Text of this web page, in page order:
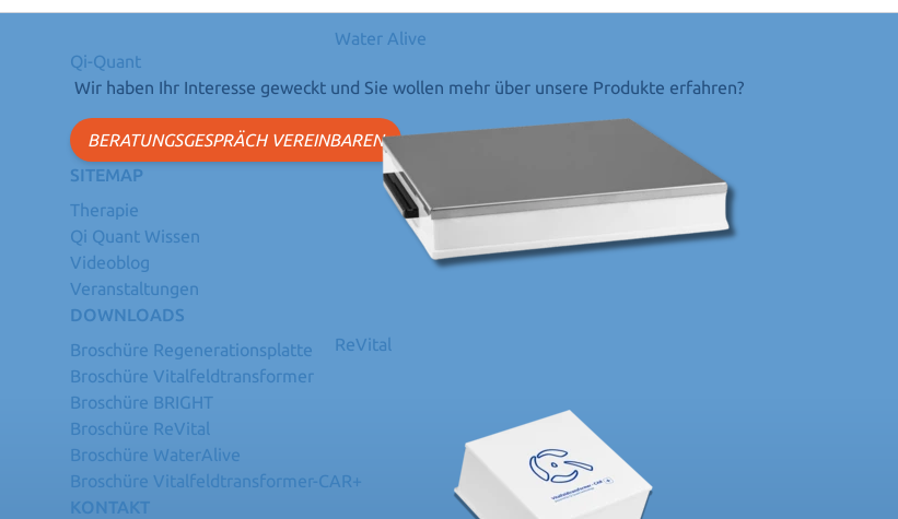
Water Alive
ReVital
Qi-Quant
Wir haben Ihr Interesse geweckt und Sie wollen mehr über unsere Produkte erfahren?
BERATUNGSGESPRÄCH VEREINBAREN
SITEMAP
Therapie
Qi Quant Wissen
Videoblog
Veranstaltungen
DOWNLOADS
Broschüre Regenerationsplatte
Broschüre Vitalfeldtransformer
Broschüre BRIGHT
Broschüre ReVital
Broschüre WaterAlive
Broschüre Vitalfeldtransformer-CAR+
KONTAKT